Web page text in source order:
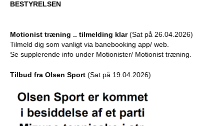
BESTYRELSEN
Motionist træning .. tilmelding klar(Sat på 26.04.2026)
Tilmeld dig som vanligt via banebooking app/ web.
Se supplerende info under Motionister/ Motionist træning.
Tilbud fra Olsen Sport (Sat på 19.04.2026)